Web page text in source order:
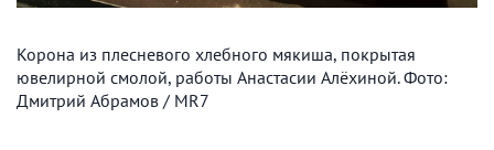
Корона из плесневого хлебного мякиша, покрытая
ювелирной смолой, работы Анастасии Алёхиной. Фото:
Дмитрий Абрамов / MR7